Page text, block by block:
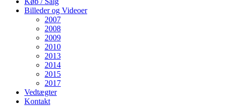
Billeder og Videoer
2007
2008
2009
2010
2013
2014
2015
2017
Vedtægter
Kontakt